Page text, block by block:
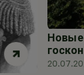
Новые